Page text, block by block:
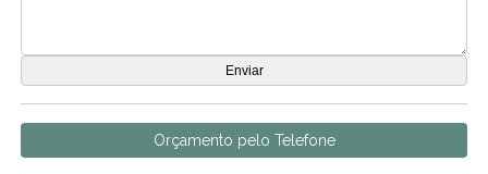
Orçamento pelo Telefone